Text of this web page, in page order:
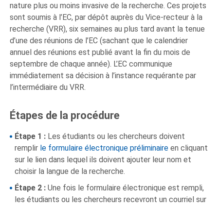
nature plus ou moins invasive de la recherche. Ces projets
sont soumis à l’EC, par dépôt auprès du Vice-recteur à la
recherche (VRR), six semaines au plus tard avant la tenue
d’une des réunions de l’EC (sachant que le calendrier
annuel des réunions est publié avant la fin du mois de
septembre de chaque année). L’EC communique
immédiatement sa décision à l’instance requérante par
l’intermédiaire du VRR.
Étapes de la procédure
Étape 1 : Les étudiants ou les chercheurs doivent
remplir le formulaire électronique préliminaire en cliquant
sur le lien dans lequel ils doivent ajouter leur nom et
choisir la langue de la recherche.
Étape 2 : Une fois le formulaire électronique est rempli,
les étudiants ou les chercheurs recevront un courriel sur